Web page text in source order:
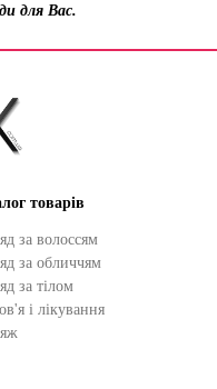
для Вас.
товарів
за волоссям
за обличчям
за тілом
і лікування